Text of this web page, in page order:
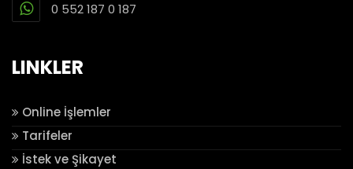
0 552 187 0 187
LINKLER
Online İşlemler
Tarifeler
İstek ve Şikayet